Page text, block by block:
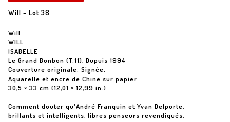
Will - Lot 38
Will
WILL
ISABELLE
Le Grand Bonbon (T.11), Dupuis 1994
Couverture originale. Signée.
Aquarelle et encre de Chine sur papier
30,5 × 33 cm (12,01 × 12,99 in.)
Comment douter qu'André Franquin et Yvan Delporte,
brillants et intelligents, libres penseurs revendiqués,